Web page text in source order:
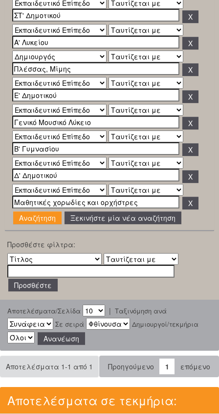
Ξεκινήστε μία νέα αναζήτηση
Προσθέστε φίλτρα:
Αποτελέσματα/Σελίδα | Ταξινόμηση ανά
Σε σειρά
Δημιουργοί/τεκμήρια
Αποτελέσματα 1-1 από 1 Προηγούμενο 1 επόμενο
Αποτελέσματα σε τεκμήρια: